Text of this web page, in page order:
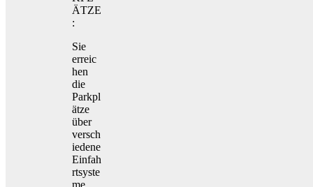
ÄTZE
:
Sie
erreic
hen
die
Parkpl
ätze
über
versch
iedene
Einfah
rtsyste